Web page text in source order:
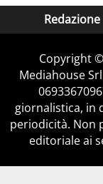
Redazione
Copyright
Mediahouse
giornalistica, in
periodicità. Non
editoriale ai